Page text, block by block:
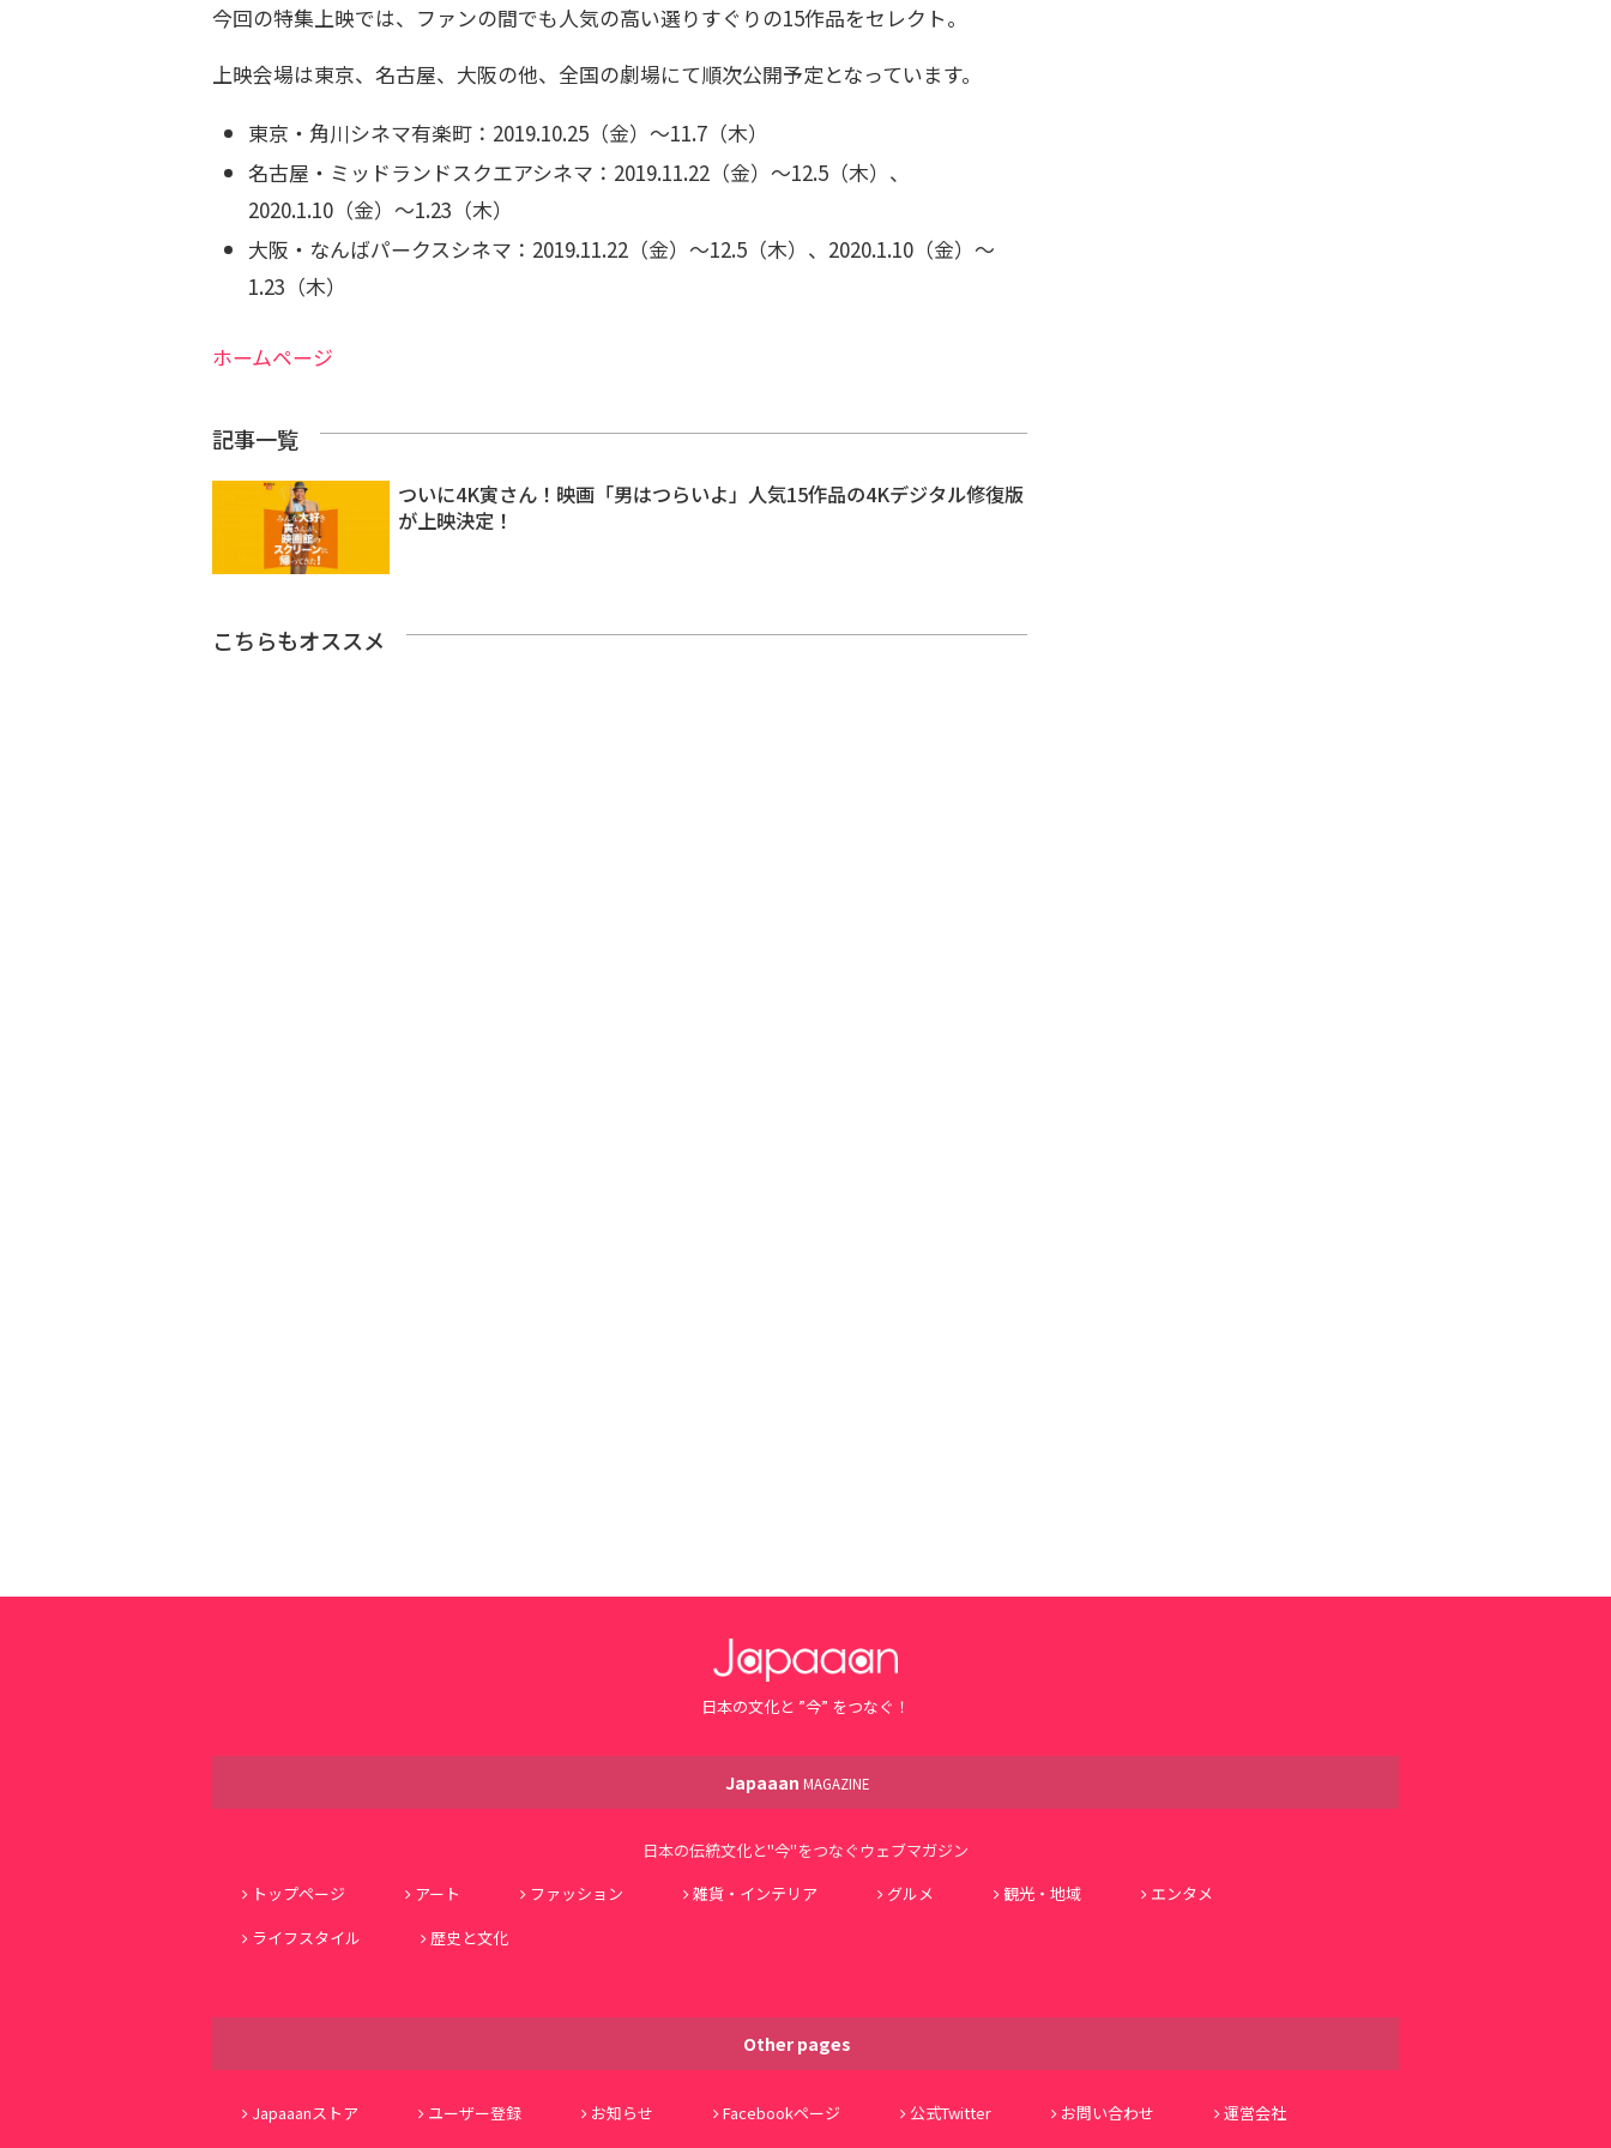
今回の特集上映では、ファンの間でも人気の高い選りすぐりの15作品をセレクト。
上映会場は東京、名古屋、大阪の他、全国の劇場にて順次公開予定となっています。
東京・角川シネマ有楽町：2019.10.25（金）〜11.7（木）
名古屋・ミッドランドスクエアシネマ：2019.11.22（金）〜12.5（木）、
2020.1.10（金）〜1.23（木）
大阪・なんばパークスシネマ：2019.11.22（金）〜12.5（木）、2020.1.10（金）〜
1.23（木）
ホームページ
記事一覧
ついに4K寅さん！映画「男はつらいよ」人気15作品の4Kデジタル修復版
が上映決定！
こちらもオススメ
日本の文化と ”今” をつなぐ！
Japaaan MAGAZINE
日本の伝統文化と"今"をつなぐウェブマガジン
トップページ
アート ファッション 雑貨・インテリア グルメ 観光・地域
エンタメ
ライフスタイル
歴史と文化
Other pages
Japaaanストア ユーザー登録 お知らせ Facebookページ 公式Twitter お問い合わせ 運営会社